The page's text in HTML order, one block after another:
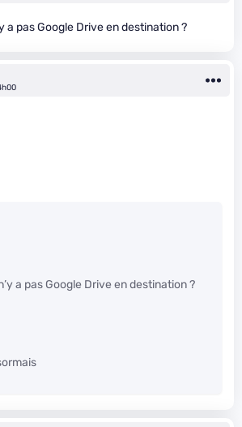
a pas Google Drive en destination ?
a pas Google Drive en destination ?